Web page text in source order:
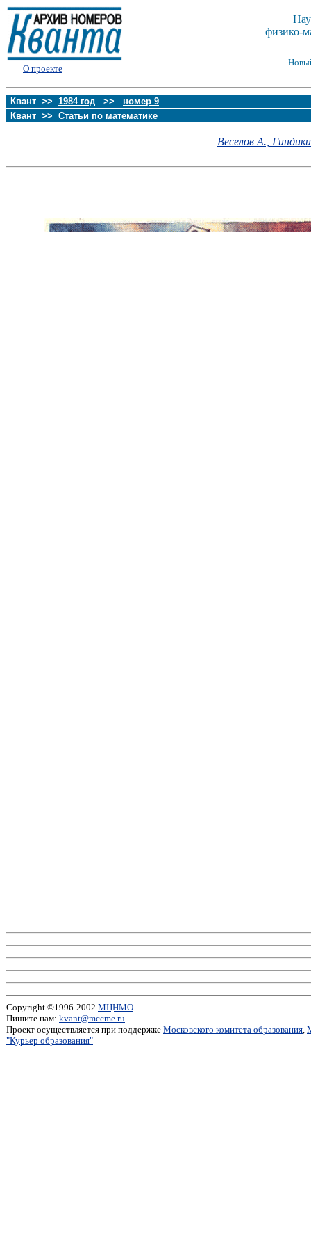
О проекте
физико-
Квант >> 1984 год >> номер 9
Квант >> Статьи по математике
Веселов А.,
Copyright ©1996-2002 МЦНМО
Пишите нам: kvant@mccme.ru
Проект осуществляется при поддержке Московского комитета образования,
"Курьер образования"